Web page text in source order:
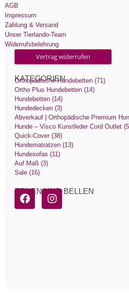
AGB
Impressum
Zahlung & Versand
Unser Tierlando-Team
Widerrufsbelehrung
Vertrag widerrufen
KATEGORIEN
Orthopädische Hundebetten (71)
Ortho Plus Hundebetten (14)
Hundebetten (14)
Hundedecken (3)
Abverkauf | Orthopädische Premium
Hunde – Visco Kunstleder Cord Outlet
Quick-Cover (38)
Hundematratzen (13)
Hundesofas (11)
Auf Maß (3)
Sale (16)
TEILEN UND BELLEN